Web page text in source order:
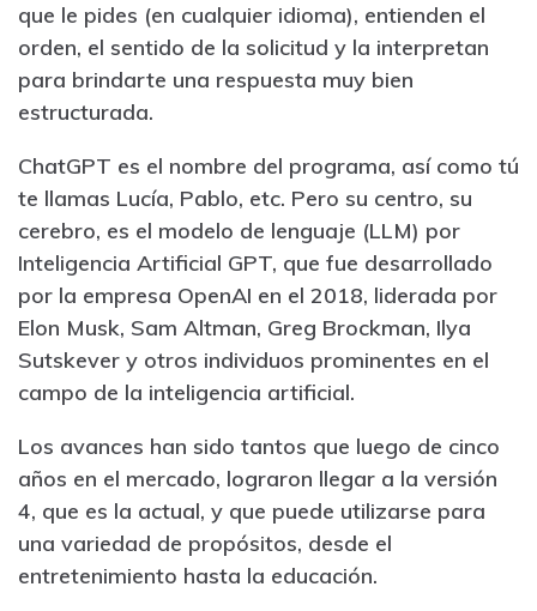
que le pides (en cualquier idioma), entienden el
orden, el sentido de la solicitud y la interpretan
para brindarte una respuesta muy bien
estructurada.
ChatGPT es el nombre del programa, así como tú
te llamas Lucía, Pablo, etc. Pero su centro, su
cerebro, es el modelo de lenguaje (LLM) por
Inteligencia Artificial GPT, que fue desarrollado
por la empresa OpenAI en el 2018, liderada por
Elon Musk, Sam Altman, Greg Brockman, Ilya
Sutskever y otros individuos prominentes en el
campo de la inteligencia artificial.
Los avances han sido tantos que luego de cinco
años en el mercado, lograron llegar a la versión
4, que es la actual, y que puede utilizarse para
una variedad de propósitos, desde el
entretenimiento hasta la educación.